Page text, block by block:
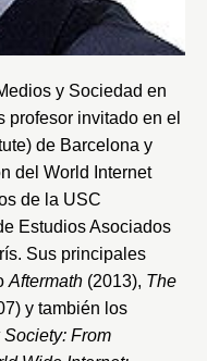
y Sociedad en
profesor invitado en el
de Barcelona y
del World Internet
de la USC
Estudios Asociados
Sus principales
Aftermath (2013), The
y también los
From